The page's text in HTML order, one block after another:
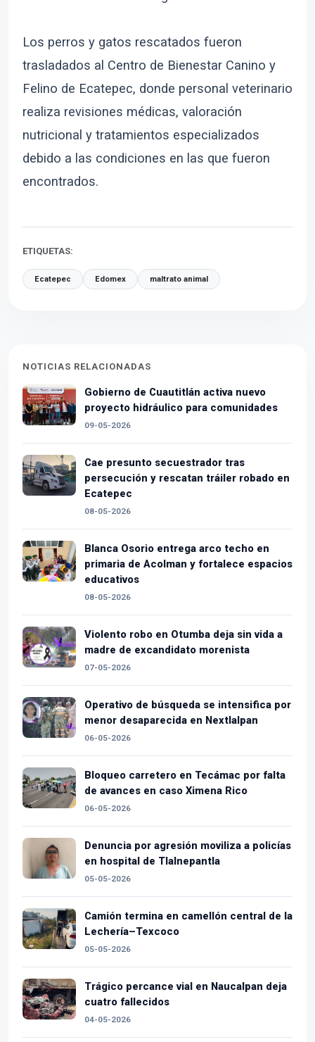
Los perros y gatos rescatados fueron
trasladados al Centro de Bienestar Canino y
Felino de Ecatepec, donde personal veterinario
realiza revisiones médicas, valoración
nutricional y tratamientos especializados
debido a las condiciones en las que fueron
encontrados.
ETIQUETAS:
Ecatepec Edomex maltrato animal
NOTICIAS RELACIONADAS
Gobierno de Cuautitlán activa nuevo
proyecto hidráulico para comunidades
09-05-2026
Cae presunto secuestrador tras
persecución y rescatan tráiler robado en
Ecatepec
08-05-2026
Blanca Osorio entrega arco techo en
primaria de Acolman y fortalece espacios
educativos
08-05-2026
Violento robo en Otumba deja sin vida a
madre de excandidato morenista
07-05-2026
Operativo de búsqueda se intensifica por
menor desaparecida en Nextlalpan
06-05-2026
Bloqueo carretero en Tecámac por falta
de avances en caso Ximena Rico
06-05-2026
Denuncia por agresión moviliza a policías
en hospital de Tlalnepantla
05-05-2026
Camión termina en camellón central de la
Lechería–Texcoco
05-05-2026
Trágico percance vial en Naucalpan deja
cuatro fallecidos
04-05-2026